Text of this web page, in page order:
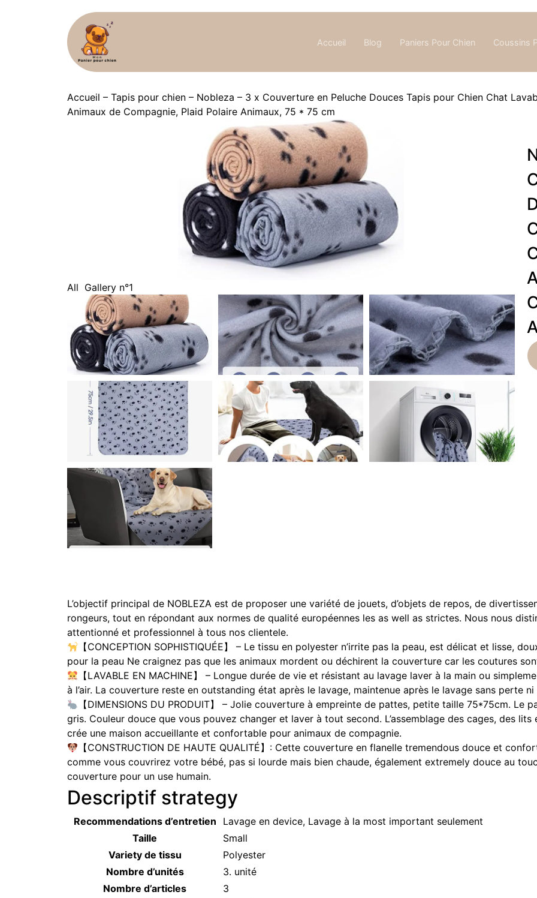
Accueil Blog Paniers Pour Chien Coussins
Accueil – Tapis pour chien – Nobleza – 3 x Couverture en Peluche Douces Tapis pour Chien Chat
Animaux de Compagnie, Plaid Polaire Animaux, 75 * 75 cm
All Gallery n°1
L’objectif principal de NOBLEZA est de proposer une variété de jouets, d’objets de repos, de
rongeurs, tout en répondant aux normes de qualité européennes les as well as strictes. Nous nous
attentionné et professionnel à tous nos clientele.
【CONCEPTION SOPHISTIQUÉE】 – Le tissu en polyester n’irrite pas la peau, est délicat et lisse,
pour la peau Ne craignez pas que les animaux mordent ou déchirent la couverture car les coutures
【LAVABLE EN MACHINE】 – Longue durée de vie et résistant au lavage laver à la main ou
à l’air. La couverture reste en outstanding état après le lavage, maintenue après le lavage sans perte
【DIMENSIONS DU PRODUIT】 – Jolie couverture à empreinte de pattes, petite taille 75*75cm. Le
gris. Couleur douce que vous pouvez changer et laver à tout second. L’assemblage des cages, des
crée une maison accueillante et confortable pour animaux de compagnie.
【CONSTRUCTION DE HAUTE QUALITÉ】: Cette couverture en flanelle tremendous douce et
comme vous couvrirez votre bébé, pas si lourde mais bien chaude, également extremely douce au
couverture pour un use humain.
Descriptif strategy
Recommendations d’entretien
‎Lavage en device, Lavage à la most important seulement
Taille
‎Small
Variety de tissu
‎Polyester
Nombre d’unités
‎3. unité
Nombre d’articles
‎3